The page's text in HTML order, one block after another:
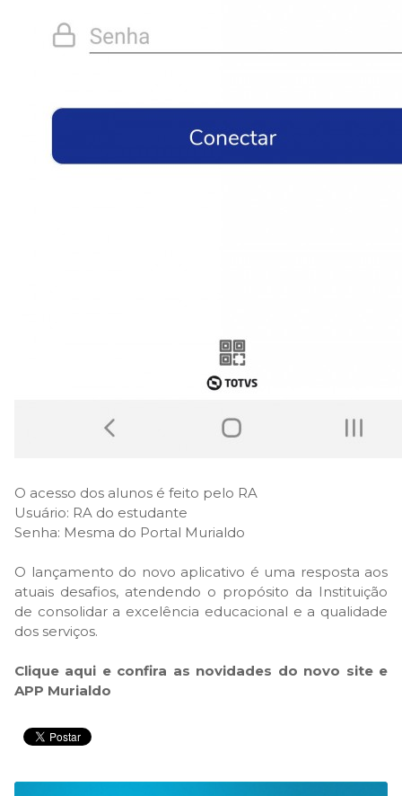
O acesso dos alunos é feito pelo RA
Usuário: RA do estudante
Senha: Mesma do Portal Murialdo
O lançamento do novo aplicativo é uma resposta aos
atuais desafios, atendendo o propósito da Instituição
de consolidar a excelência educacional e a qualidade
dos serviços.
Clique aqui e confira as novidades do novo site e
APP Murialdo